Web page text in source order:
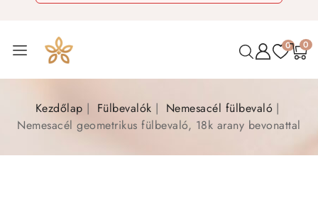
0 0
Kezdőlap Fülbevalók
Nemesacél fülbevaló
Nemesacél geometrikus fülbevaló, 18k arany bevonattal